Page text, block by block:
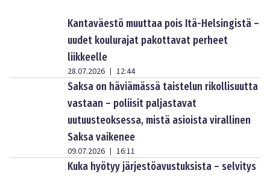
Kantaväestö muuttaa pois Itä-Helsingistä –
uudet koulurajat pakottavat perheet
liikkeelle
28.07.2026 | 12:44
Saksa on häviämässä taistelun rikollisuutta
vastaan – poliisit paljastavat
uutuusteoksessa, mistä asioista virallinen
Saksa vaikenee
09.07.2026 | 16:11
Kuka hyötyy järjestöavustuksista – selvitys